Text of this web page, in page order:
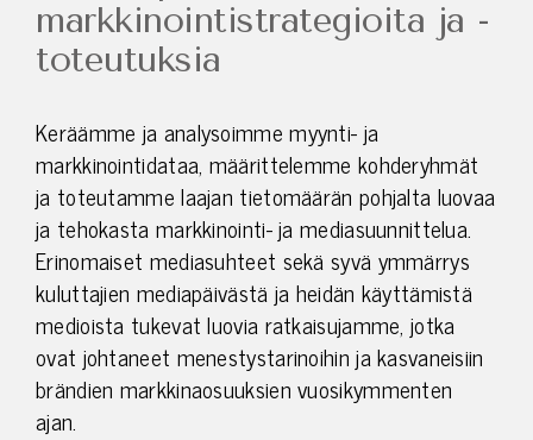
markkinointi­strategioita ja -
toteutuksia
Keräämme ja analysoimme myynti- ja
markkinointidataa, määrittelemme kohderyhmät
ja toteutamme laajan tietomäärän pohjalta luovaa
ja tehokasta markkinointi- ja mediasuunnittelua.
Erinomaiset mediasuhteet sekä syvä ymmärrys
kuluttajien mediapäivästä ja heidän käyttämistä
medioista tukevat luovia ratkaisujamme, jotka
ovat johtaneet menestystarinoihin ja kasvaneisiin
brändien markkinaosuuksien vuosikymmenten
ajan.